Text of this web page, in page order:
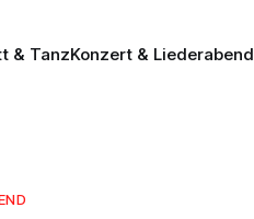
& TanzKonzert & Liederabend